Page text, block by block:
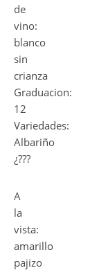
de
vino:
blanco
sin
crianza
Graduacion:
12
Variedades:
Albariño
¿???
A
la
vista:
amarillo
pajizo